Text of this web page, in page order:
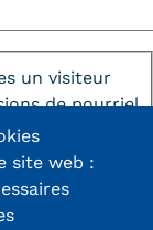
un visiteur
de pourriel
site web :